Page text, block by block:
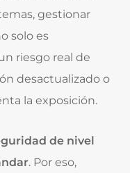
gestionar
solo es
riesgo real de
desactualizado o
la exposición.
de nivel
. Por eso,